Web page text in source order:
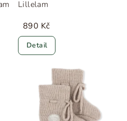
Lillelam
890 Kč
Detail